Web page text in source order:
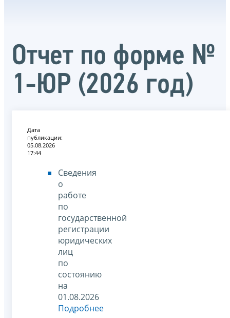
Отчет по форме №
1-ЮР (2026 год)
Дата
публикации:
05.08.2026
17:44
Сведения
о
работе
по
государственной
регистрации
юридических
лиц
по
состоянию
на
01.08.2026
Подробнее